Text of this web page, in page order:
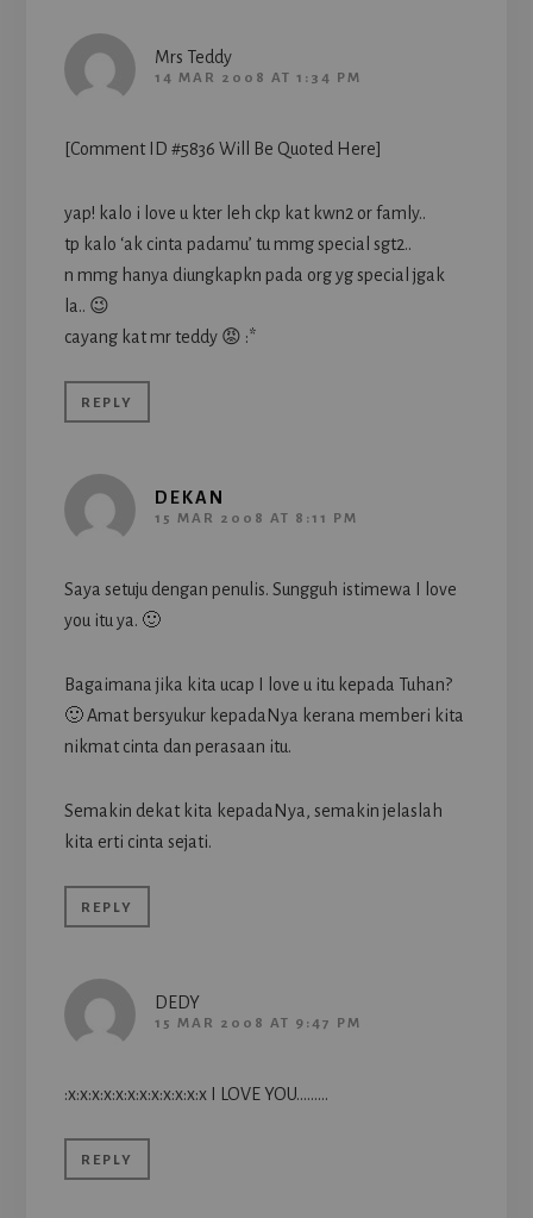
Mrs Teddy
14 MAR 2008 AT 1:34 PM
[Comment ID #5836 Will Be Quoted Here]
yap! kalo i love u kter leh ckp kat kwn2 or famly..
tp kalo ‘ak cinta padamu’ tu mmg special sgt2..
n mmg hanya diungkapkn pada org yg special jgak
la.. 😉
cayang kat mr teddy 😡 :*
REPLY
DEKAN
15 MAR 2008 AT 8:11 PM
Saya setuju dengan penulis. Sungguh istimewa I love
you itu ya. 🙂
Bagaimana jika kita ucap I love u itu kepada Tuhan?
🙂 Amat bersyukur kepadaNya kerana memberi kita
nikmat cinta dan perasaan itu.
Semakin dekat kita kepadaNya, semakin jelaslah
kita erti cinta sejati.
REPLY
DEDY
15 MAR 2008 AT 9:47 PM
:x:x:x:x:x:x:x:x:x:x:x:x I LOVE YOU………
REPLY